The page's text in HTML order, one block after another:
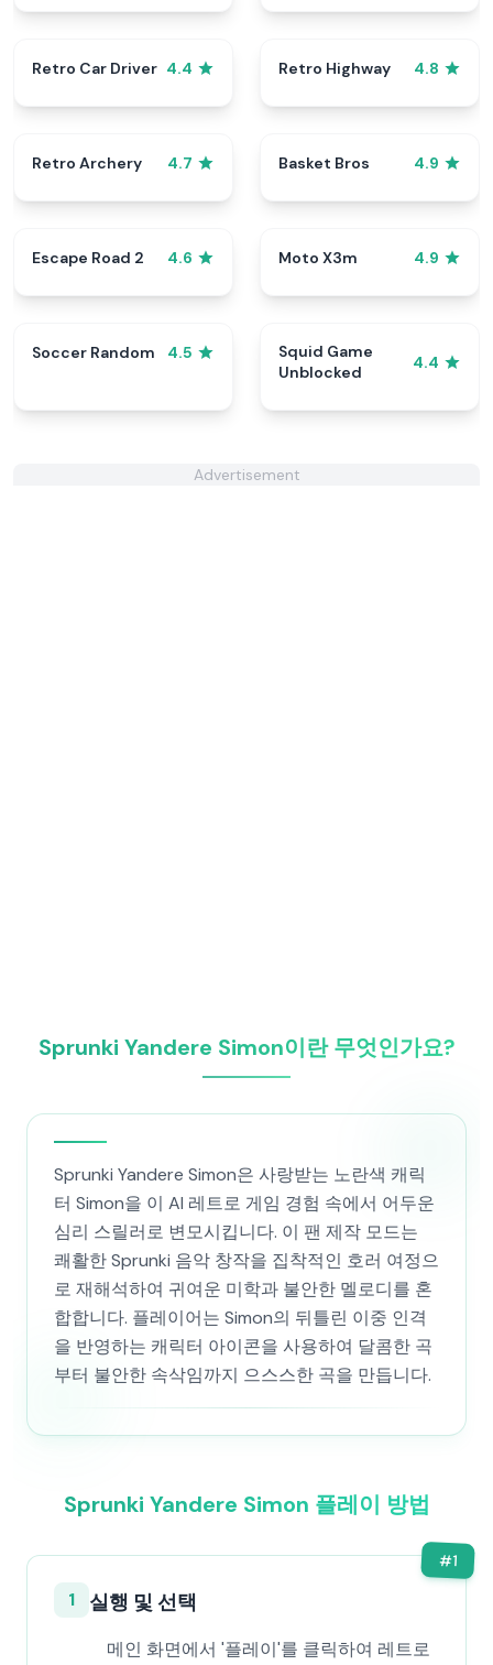
Retro Car Driver 4.4 Retro Highway 4.8
Retro Archery 4.7 Basket Bros 4.9
Escape Road 2 4.6 Moto X3m 4.9
Soccer Random 4.5
Squid Game
Unblocked
4.4
Advertisement
Sprunki Yandere Simon이란 무엇인가요?
Sprunki Yandere Simon은 사랑받는 노란색 캐릭
터 Simon을 이 AI 레트로 게임 경험 속에서 어두운
심리 스릴러로 변모시킵니다. 이 팬 제작 모드는
쾌활한 Sprunki 음악 창작을 집착적인 호러 여정으
로 재해석하여 귀여운 미학과 불안한 멜로디를 혼
합합니다. 플레이어는 Simon의 뒤틀린 이중 인격
을 반영하는 캐릭터 아이콘을 사용하여 달콤한 곡
부터 불안한 속삭임까지 으스스한 곡을 만듭니다.
Sprunki Yandere Simon 플레이 방법
#1
1 실행 및 선택
메인 화면에서 '플레이'를 클릭하여 레트로